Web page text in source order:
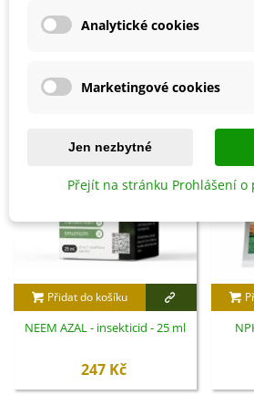
Přidat do košíku
NEEM AZAL - insekticid - 25 ml
247 Kč
Analytické cookies
Marketingové cookies
Jen nezbytné
Přejít na stránku Prohlášení o